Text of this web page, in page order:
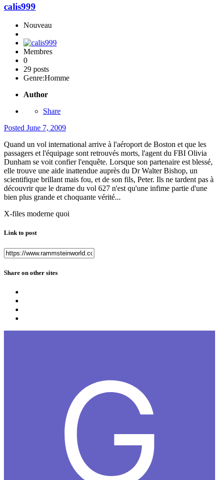
calis999
Nouveau
Membres
0
29 posts
Genre:Homme
Author
Share
Posted June 7, 2009
Quand un vol international arrive à l'aéroport de Boston et que les
passagers et l'équipage sont retrouvés morts, l'agent du FBI Olivia
Dunham se voit confier l'enquête. Lorsque son partenaire est blessé,
elle trouve une aide inattendue auprès du Dr Walter Bishop, un
scientifique brillant mais fou, et de son fils, Peter. Ils ne tardent pas à
découvrir que le drame du vol 627 n'est qu'une infime partie d'une
bien plus grande et choquante vérité...
X-files moderne quoi
Link to post
Share on other sites